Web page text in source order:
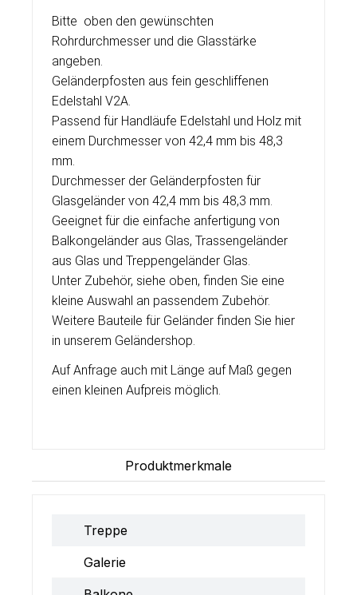
Bitte oben den gewünschten
Rohrdurchmesser und die Glasstärke
angeben.
Geländerpfosten aus fein geschliffenen
Edelstahl V2A.
Passend für Handläufe Edelstahl und Holz mit
einem Durchmesser von 42,4 mm bis 48,3
mm.
Durchmesser der Geländerpfosten für
Glasgeländer von 42,4 mm bis 48,3 mm.
Geeignet für die einfache anfertigung von
Balkongeländer aus Glas, Trassengeländer
aus Glas und Treppengeländer Glas.
Unter Zubehör, siehe oben, finden Sie eine
kleine Auswahl an passendem Zubehör.
Weitere Bauteile für Geländer finden Sie hier
in unserem Geländershop.
Auf Anfrage auch mit Länge auf Maß gegen
einen kleinen Aufpreis möglich.
Produktmerkmale
Treppe
Galerie